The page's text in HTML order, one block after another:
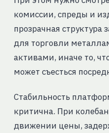
комиссии, спреды и
прозрачная структура
для торговли
активами, иначе то,
может съесться
Стабильность
критична. При
движении цены,